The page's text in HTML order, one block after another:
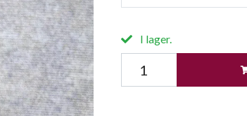
I lager.